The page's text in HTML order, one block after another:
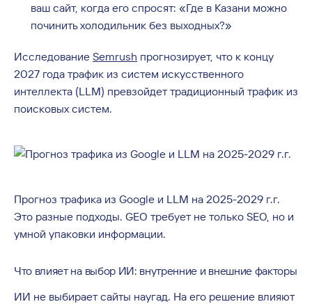
ваш сайт, когда его спросят: «Где в Казани можно
починить холодильник без выходных?»
Исследование Semrush прогнозирует, что к концу
2027 года трафик из систем искусственного
интеллекта (LLM) превзойдет традиционный трафик из
поисковых систем.
Прогноз трафика из Google и LLM на 2025-2029 г.г.
Это разные подходы. GEO требует не только SEO, но и
умной упаковки информации.
Что влияет на выбор ИИ: внутренние и внешние факторы
ИИ не выбирает сайты наугад. На его решение влияют